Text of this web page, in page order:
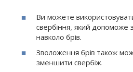
Ви можете
свербіння, який допоможе
навколо брів.
Зволоження брів також
зменшити свербіж.